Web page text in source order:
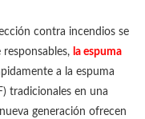
contra incendios se
la espuma
a la espuma
tradicionales en una
generación ofrecen